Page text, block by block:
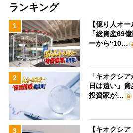
ランキング
1
【億り人オ
「総資産69
ーから“10…
2
「キオクシ
日は遠い」
投資家が…
3
【キオクシ